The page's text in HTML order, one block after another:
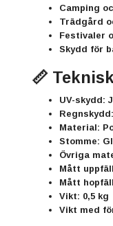
Camping
Trädgård
Festivaler
Skydd för
📏
UV-skydd:
Regnskydd:
Material:
Stomme:
Övriga
Mått
Mått
Vikt: 0,5 kg
Vikt med